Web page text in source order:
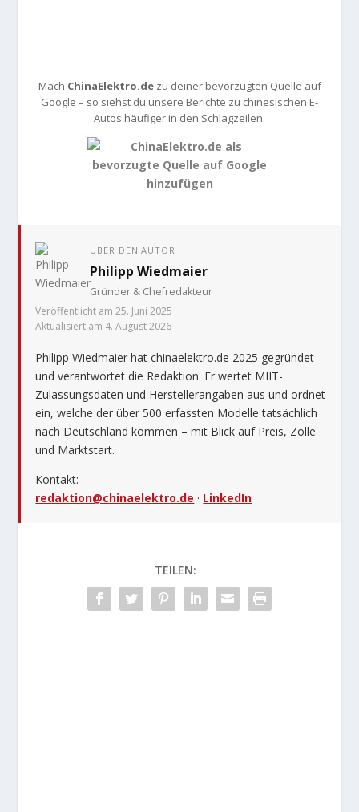
Mach ChinaElektro.dezu deiner bevorzugten Quelle auf
Google – so siehst du unsere Berichte zu chinesischen E-
Autos häufiger in den Schlagzeilen.
ÜBER DEN AUTOR
Philipp Wiedmaier
Gründer & Chefredakteur
Veröffentlicht am 25. Juni 2025
Aktualisiert am 4. August 2026
Philipp Wiedmaier hat chinaelektro.de 2025 gegründet
und verantwortet die Redaktion. Er wertet MIIT-
Zulassungsdaten und Herstellerangaben aus und ordnet
ein, welche der über 500 erfassten Modelle tatsächlich
nach Deutschland kommen – mit Blick auf Preis, Zölle
und Marktstart.
Kontakt:
redaktion@chinaelektro.de · LinkedIn
TEILEN: